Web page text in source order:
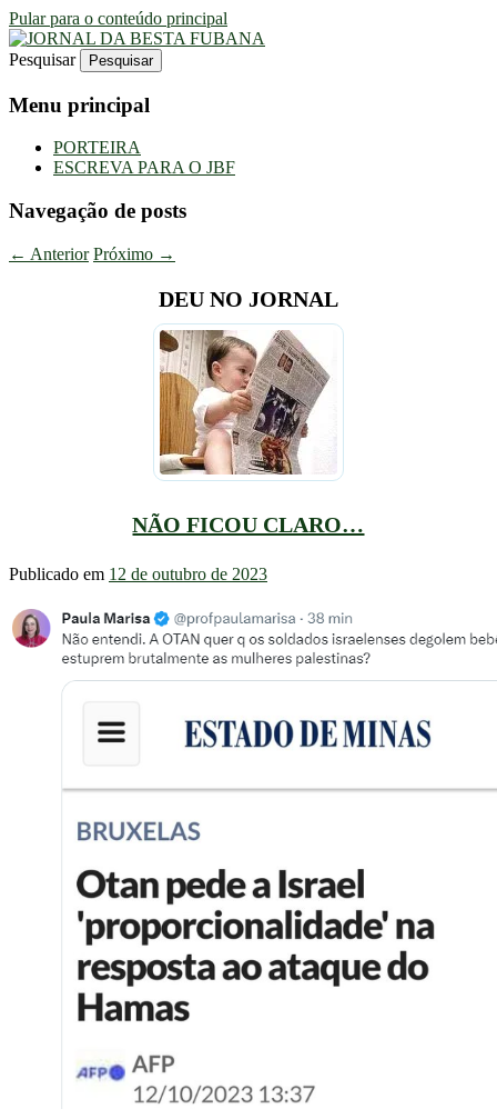
Pular para o conteúdo principal
JORNAL DA BESTA FUBANA
Uma Gazeta Escrota
Pesquisar
Menu principal
PORTEIRA
ESCREVA PARA O JBF
Navegação de posts
← Anterior Próximo →
DEU NO JORNAL
NÃO FICOU CLARO…
Publicado em 12 de outubro de 2023